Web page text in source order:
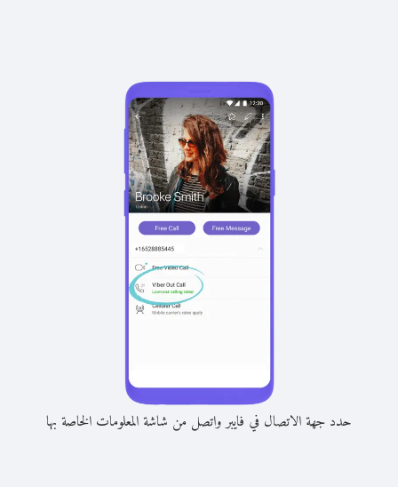
حدد جهة الاتصال في فايبر واتصل من شاشة المعلومات الخاصة بها